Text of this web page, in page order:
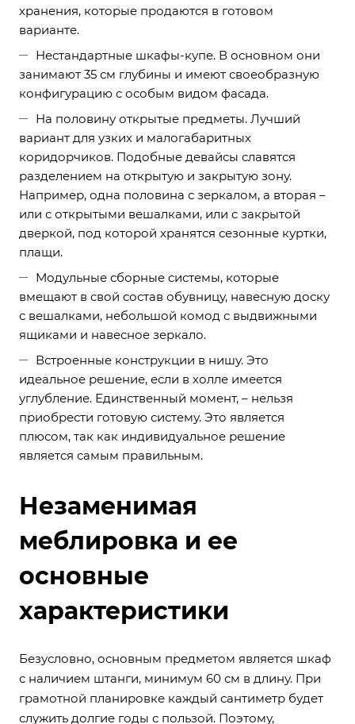
хранения, которые продаются в готовом
варианте.
Нестандартные шкафы-купе. В основном они
занимают 35 см глубины и имеют своеобразную
конфигурацию с особым видом фасада.
На половину открытые предметы. Лучший
вариант для узких и малогабаритных
коридорчиков. Подобные девайсы славятся
разделением на открытую и закрытую зону.
Например, одна половина с зеркалом, а вторая –
или с открытыми вешалками, или с закрытой
дверкой, под которой хранятся сезонные куртки,
плащи.
Модульные сборные системы, которые
вмещают в свой состав обувницу, навесную доску
с вешалками, небольшой комод с выдвижными
ящиками и навесное зеркало.
Встроенные конструкции в нишу. Это
идеальное решение, если в холле имеется
углубление. Единственный момент, – нельзя
приобрести готовую систему. Это является
плюсом, так как индивидуальное решение
является самым правильным.
Незаменимая
меблировка и ее
основные
характеристики
Безусловно, основным предметом является шкаф
с наличием штанги, минимум 60 см в длину. При
грамотной планировке каждый сантиметр будет
служить долгие годы с пользой. Поэтому,